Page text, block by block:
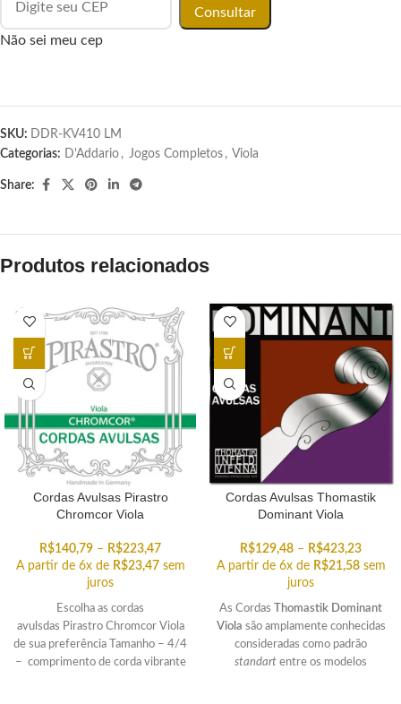
Consultar
Não sei meu cep
SKU: DDR-KV410 LM
Categorias: D'Addario , Jogos Completos , Viola
Share:
Produtos relacionados
Cordas Avulsas Pirastro
Chromcor Viola
R$140,79 – R$223,47
A partir de 6x de R$23,47 sem
juros
Escolha as cordas
avulsdas Pirastro Chromcor Viola
de sua preferência Tamanho – 4/4
– comprimento de corda vibrante
Cordas Avulsas Thomastik
Dominant Viola
R$129,48 – R$423,23
A partir de 6x de R$21,58 sem
juros
As Cordas Thomastik Dominant
Viola são amplamente conhecidas
consideradas como padrão
standart entre os modelos